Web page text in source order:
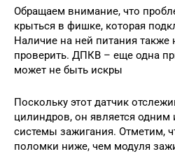
Обращаем внимание, что
крыться в фишке, которая
Наличие на ней питания также
проверить. ДПКВ – еще одна
может не быть искры
Поскольку этот датчик
цилиндров, он является
системы зажигания. Отметим,
поломки ниже, чем модуля